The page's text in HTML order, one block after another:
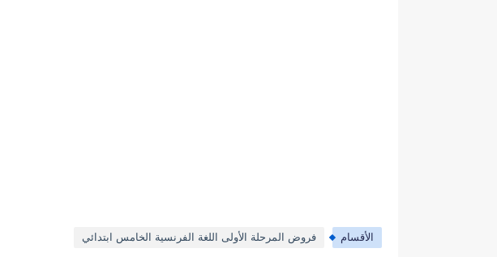
الأقسام فروض المرحلة الأولى اللغة الفرنسية الخامس ابتدائي